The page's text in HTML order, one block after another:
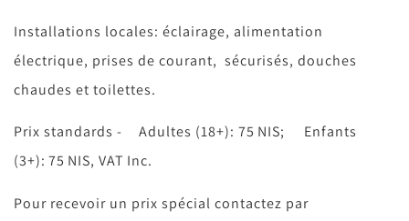
Installations locales: éclairage, alimentation
électrique, prises de courant, sécurisés, douches
chaudes et toilettes.
Prix standards - Adultes (18+): 75 NIS; Enfants
(3+): 75 NIS, VAT Inc.
Pour recevoir un prix spécial contactez par